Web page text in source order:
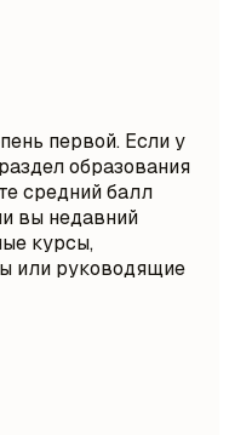
первой. Если у
образования
средний балл
вы недавний
курсы,
или руководящие